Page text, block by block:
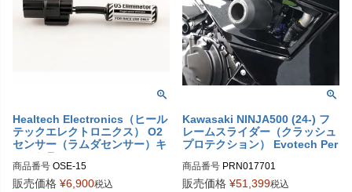
850311086：ライムグリーン、エボ
ニー
850310086：ライムグリーン、メタ
リックスパークブック
Healtech Electronics（ヒール
テックエレクトロニクス） O2
センサー（ラムダセンサー）キ
ャンセラー ZX-10R/Ninja250R/
KLX230/YZF-R3/MT-03/等
商品番号 OSE-15
販売価格 ¥6,900税込
Kawasaki NINJA500 (24-) フ
レームスライダー（クラッシュ
プロテクション） Evotech Per
商品番号 PRN017701
PRN017701-01
販売価格 ¥51,399税込